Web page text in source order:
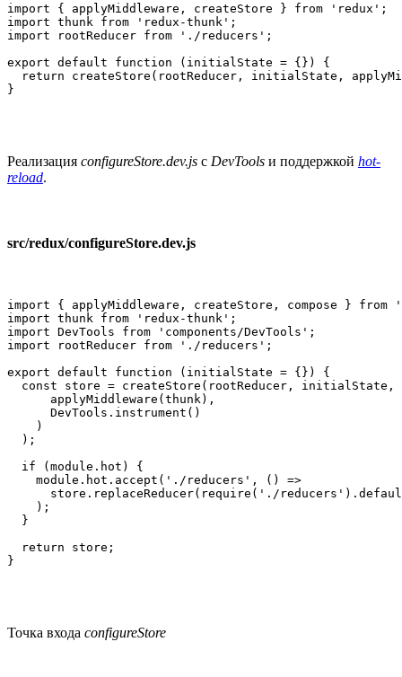
import { applyMiddleware, createStore } from 'redux';
import thunk from 'redux-thunk';
import rootReducer from './reducers';
export default function (initialState = {}) {
return createStore(rootReducer, initialState,
}
Реализация configureStore.dev.js с DevTools и поддержкой hot-
reload.
src/redux/configureStore.dev.js
import { applyMiddleware, createStore, compose } from
import thunk from 'redux-thunk';
import DevTools from 'components/DevTools';
import rootReducer from './reducers';
export default function (initialState = {}) {
const store = createStore(rootReducer, initialState,
      applyMiddleware(thunk),
      DevTools.instrument()
    )
  );
  if (module.hot) {
    module.hot.accept('./reducers', () =>
store.replaceReducer(require('./
    );
  }
  return store;
}
Точка входа configureStore